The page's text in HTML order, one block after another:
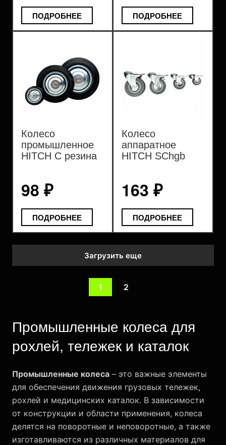
ПОДРОБНЕЕ ПОДРОБНЕЕ
Колесо
промышленное
HITCH C резина
98 ₽
ПОДРОБНЕЕ
Колесо
аппаратное
HITCH SChgb
163 ₽
ПОДРОБНЕЕ
Загрузить еще
1 2
Промышленные колеса для
рохлей, тележек и каталок
Промышленные колеса – это важные элементы
для обеспечения движения грузовых тележек,
рохлей и медицинских каталок. В зависимости
от конструкции и области применения, колеса
делятся на поворотные и неповоротные, а также
изготавливаются из различных материалов для